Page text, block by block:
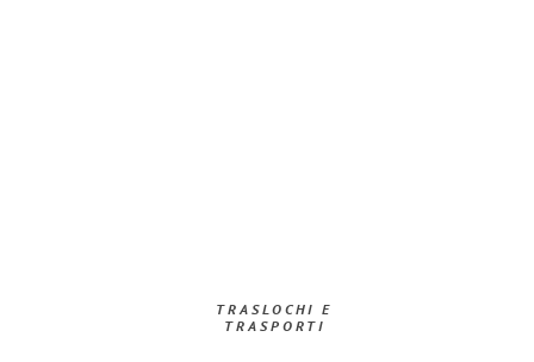
TRASLOCHI E
TRASPORTI​